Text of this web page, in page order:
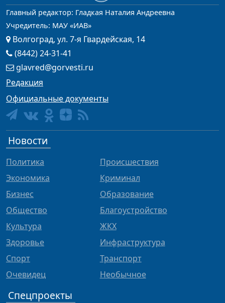
Главный редактор: Гладкая Наталия Андреевна
Учредитель: МАУ «ИАВ»
Волгоград, ул. 7-я Гвардейская, 14
(8442) 24-31-41
glavred@gorvesti.ru
Редакция
Официальные документы
Новости
Политика
Экономика
Бизнес
Общество
Культура
Здоровье
Спорт
Очевидец
Происшествия
Криминал
Образование
Благоустройство
ЖКХ
Инфраструктура
Транспорт
Необычное
Спецпроекты